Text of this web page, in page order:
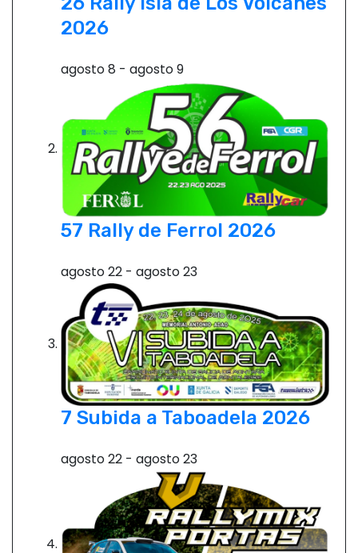
n
d
e
e
n
t
r
a
d
a
s
2026
agosto 8 - agosto 9
57 Rally de Ferrol 2026
agosto 22 - agosto 23
7 Subida a Taboadela 2026
agosto 22 - agosto 23